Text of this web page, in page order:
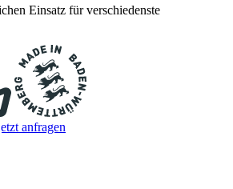
Einsatz für verschiedenste
anfragen